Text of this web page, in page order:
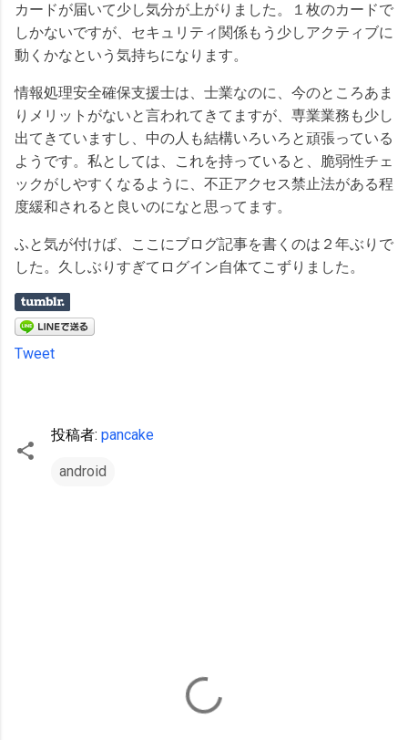
カードが届いて少し気分が上がりました。１枚のカードで
しかないですが、セキュリティ関係もう少しアクティブに
動くかなという気持ちになります。
情報処理安全確保支援士は、士業なのに、今のところあま
りメリットがないと言われてきてますが、専業業務も少し
出てきていますし、中の人も結構いろいろと頑張っている
ようです。私としては、これを持っていると、脆弱性チェ
ックがしやすくなるように、不正アクセス禁止法がある程
度緩和されると良いのになと思ってます。
ふと気が付けば、ここにブログ記事を書くのは２年ぶりで
した。久しぶりすぎてログイン自体てこずりました。
Tweet
投稿者: pancake
android